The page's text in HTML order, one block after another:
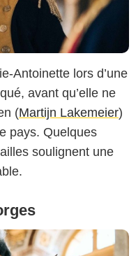
Antoinette lors d’une
avant qu’elle ne
(Martijn Lakemeier)
pays. Quelques
soulignent une
Studios France / Les Gens